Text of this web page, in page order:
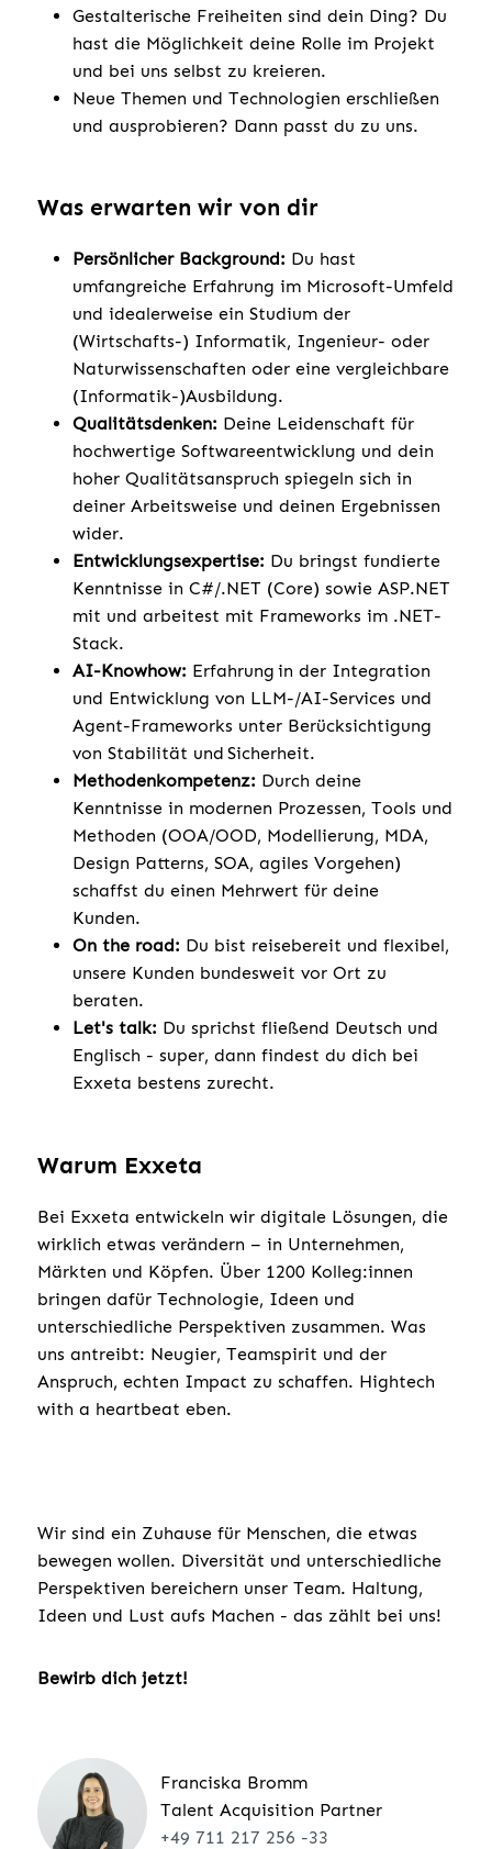
Gestalterische Freiheiten sind dein Ding? Du
hast die Möglichkeit deine Rolle im Projekt
und bei uns selbst zu kreieren.
Neue Themen und Technologien erschließen
und ausprobieren? Dann passt du zu uns.
Was erwarten wir von dir
Persönlicher Background: Du hast
umfangreiche Erfahrung im Microsoft-Umfeld
und idealerweise ein Studium der
(Wirtschafts-) Informatik, Ingenieur- oder
Naturwissenschaften oder eine vergleichbare
(Informatik-)Ausbildung.
Qualitätsdenken: Deine Leidenschaft für
hochwertige Softwareentwicklung und dein
hoher Qualitätsanspruch spiegeln sich in
deiner Arbeitsweise und deinen Ergebnissen
wider.
Entwicklungsexpertise: Du bringst fundierte
Kenntnisse in C#/.NET (Core) sowie ASP.NET
mit und arbeitest mit Frameworks im .NET-
Stack.
AI-Knowhow: Erfahrung in der Integration
und Entwicklung von LLM-/AI-Services und
Agent-Frameworks unter Berücksichtigung
von Stabilität und Sicherheit.
Methodenkompetenz: Durch deine
Kenntnisse in modernen Prozessen, Tools und
Methoden (OOA/OOD, Modellierung, MDA,
Design Patterns, SOA, agiles Vorgehen)
schaffst du einen Mehrwert für deine
Kunden.
On the road: Du bist reisebereit und flexibel,
unsere Kunden bundesweit vor Ort zu
beraten.
Let's talk: Du sprichst fließend Deutsch und
Englisch - super, dann findest du dich bei
Exxeta bestens zurecht.
Warum Exxeta
Bei Exxeta entwickeln wir digitale Lösungen, die
wirklich etwas verändern – in Unternehmen,
Märkten und Köpfen. Über 1200 Kolleg:innen
bringen dafür Technologie, Ideen und
unterschiedliche Perspektiven zusammen. Was
uns antreibt: Neugier, Teamspirit und der
Anspruch, echten Impact zu schaffen. Hightech
with a heartbeat eben.
Wir sind ein Zuhause für Menschen, die etwas
bewegen wollen. Diversität und unterschiedliche
Perspektiven bereichern unser Team. Haltung,
Ideen und Lust aufs Machen - das zählt bei uns!
Bewirb dich jetzt!
Franciska Bromm
Talent Acquisition Partner
+49 711 217 256 -33